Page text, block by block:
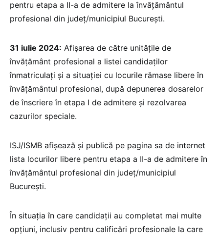
pentru etapa a II-a de admitere la învățământul
profesional din județ/municipiul București.
31 iulie 2024: Afișarea de către unitățile de
învățământ profesional a listei candidaților
înmatriculați și a situației cu locurile rămase libere în
învățământul profesional, după depunerea dosarelor
de înscriere în etapa I de admitere și rezolvarea
cazurilor speciale.
ISJ/ISMB afișează și publică pe pagina sa de internet
lista locurilor libere pentru etapa a II-a de admitere în
învățământul profesional din județ/municipiul
București.
În situația în care candidații au completat mai multe
opțiuni, inclusiv pentru calificări profesionale la care